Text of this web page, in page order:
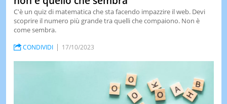
C'è un quiz di matematica che sta facendo impazzire il web. Devi
scoprire il numero più grande tra quelli che compaiono. Non è
come sembra.
CONDIVIDI 17/10/2023